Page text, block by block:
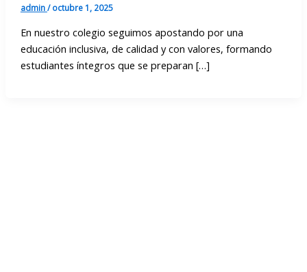
admin/octubre 1, 2025
En nuestro colegio seguimos apostando por una
educación inclusiva, de calidad y con valores, formando
estudiantes íntegros que se preparan […]